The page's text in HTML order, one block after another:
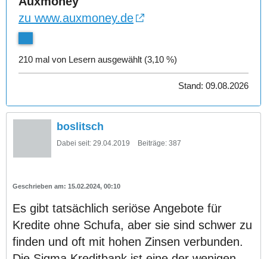
zu www.auxmoney.de
210 mal von Lesern ausgewählt (3,10 %)
Stand: 09.08.2026
boslitsch
Dabei seit: 29.04.2019 Beiträge: 387
15.02.2024, 00:10
Es gibt tatsächlich seriöse Angebote für
Kredite ohne Schufa, aber sie sind schwer zu
finden und oft mit hohen Zinsen verbunden.